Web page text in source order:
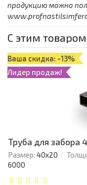
продукцию можно
С этим
Ваша скидка: -13%
Лидер продаж!
Труба для
Размер: 40х20
6000